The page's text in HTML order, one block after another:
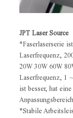
JPT Laser Source
*Faserlaserserie
Laserfrequenz,
20W 30W 60W
Laserfrequenz, 1
ist besser, hat
*Stabile